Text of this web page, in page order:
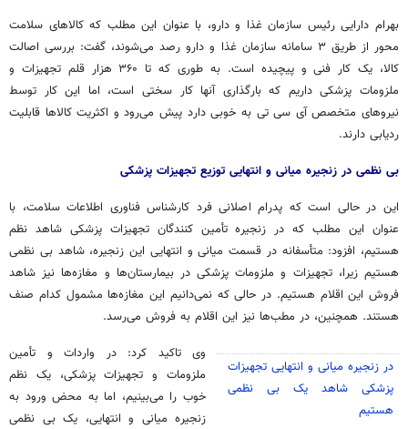
بهرام دارایی رئیس سازمان غذا و دارو، با عنوان این مطلب که کالاهای سلامت
محور از طریق ۳ سامانه سازمان غذا و دارو رصد می‌شوند، گفت: بررسی اصالت
کالا، یک کار فنی و پیچیده است. به طوری که تا ۳۶۰ هزار قلم تجهیزات و
ملزومات پزشکی داریم که بارگذاری آنها کار سختی است، اما این کار توسط
نیروهای متخصصآی سیتی به خوبی دارد پیش می‌رود و اکثریت کالاها قابلیت
ردیابی دارند.
بی نظمی در زنجیره میانی و انتهایی توزیع تجهیزات پزشکی
این در حالی است که پدرام اصلانی فرد کارشناس فناوری اطلاعات سلامت، با
عنوان این مطلب که در زنجیره تأمین کنندگان تجهیزات پزشکی شاهد نظم
هستیم، افزود: متأسفانه در قسمت میانی و انتهایی این زنجیره، شاهد بی نظمی
هستیم زیرا، تجهیزات و ملزومات پزشکی در بیمارستان‌ها و مغازه‌ها نیز شاهد
فروش این اقلام هستیم. در حالی که نمی‌دانیم این مغازه‌ها مشمول کدام صنف
هستند. همچنین، در مطب‌ها نیز این اقلام به فروش می‌رسد.
در زنجیره میانی و انتهایی تجهیزات
پزشکی شاهد یک بی نظمی
هستیم
وی تاکید کرد: در واردات و تأمین
ملزومات و تجهیزات پزشکی، یک نظم
خوب را می‌بینیم، اما به محض ورود به
زنجیره میانی و انتهایی، یک بی نظمی